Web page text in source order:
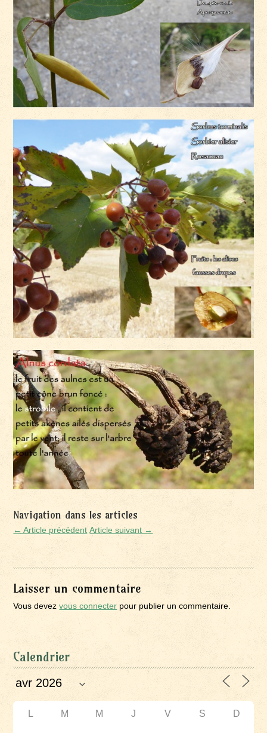
Navigation dans les articles
← Article précédent Article suivant →
Laisser un commentaire
Vous devezvous connecter pour publier un commentaire.
Calendrier
L M M J V S D